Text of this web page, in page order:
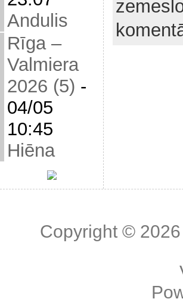
Andulis
Rīga –
Valmiera
2026 (5) -
04/05
10:45
Hiēna
Copyright © 2026